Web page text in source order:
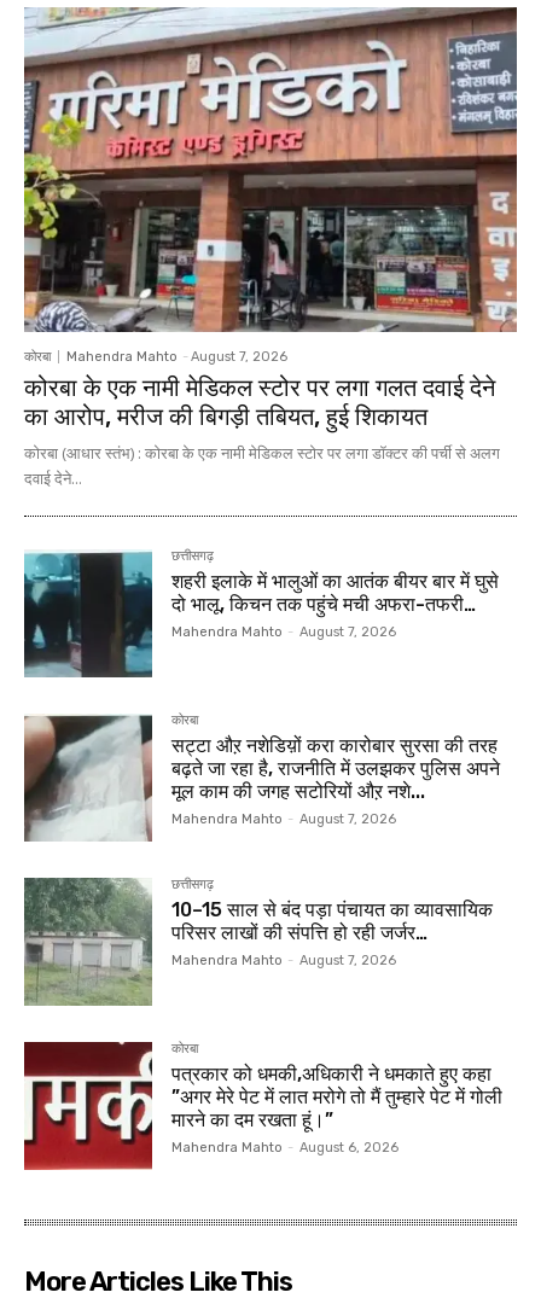
कोरबा Mahendra Mahto - August 7, 2026
कोरबा के एक नामी मेडिकल स्टोर पर लगा गलत दवाई देने
का आरोप, मरीज की बिगड़ी तबियत, हुई शिकायत
कोरबा (आधार स्तंभ) : कोरबा के एक नामी मेडिकल स्टोर पर लगा डॉक्टर की पर्ची से अलग
दवाई देने...
छत्तीसगढ़
शहरी इलाके में भालुओं का आतंक बीयर बार में घुसे
दो भालू, किचन तक पहुंचे मची अफरा-तफरी…
Mahendra Mahto - August 7, 2026
कोरबा
सट्टा औऱ नशेडिय़ों करा कारोबार सुरसा की तरह
बढ़ते जा रहा है, राजनीति में उलझकर पुलिस अपने
मूल काम की जगह सटोरियों औऱ नशे...
Mahendra Mahto - August 7, 2026
छत्तीसगढ़
10–15 साल से बंद पड़ा पंचायत का व्यावसायिक
परिसर लाखों की संपत्ति हो रही जर्जर…
Mahendra Mahto - August 7, 2026
कोरबा
पत्रकार को धमकी,अधिकारी ने धमकाते हुए कहा
”अगर मेरे पेट में लात मरोगे तो मैं तुम्हारे पेट में गोली
मारने का दम रखता हूं।”
Mahendra Mahto - August 6, 2026
More Articles Like This